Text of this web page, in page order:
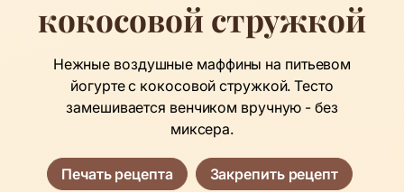
кокосовой стружкой
Нежные воздушные маффины на питьевом
йогурте с кокосовой стружкой. Тесто
замешивается венчиком вручную - без
миксера.
Печать рецепта Закрепить рецепт